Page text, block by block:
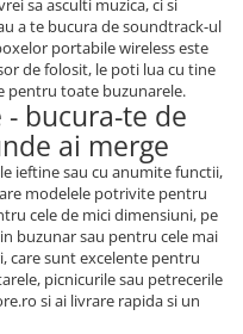
sa asculti muzica, ci si
a te bucura de soundtrack-ul
portabile wireless este
de folosit, le poti lua cu tine
pentru toate buzunarele.
bucura-te de
ai merge
ieftine sau cu anumite functii,
modelele potrivite pentru
cele de mici dimensiuni, pe
buzunar sau pentru cele mai
care sunt excelente pentru
picnicurile sau petrecerile
si ai livrare rapida si un